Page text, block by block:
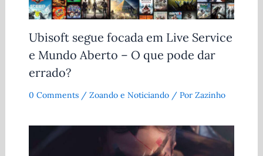
Ubisoft segue focada em Live Service
e Mundo Aberto – O que pode dar
errado?
0 Comments / Zoando e Noticiando/ Por Zazinho